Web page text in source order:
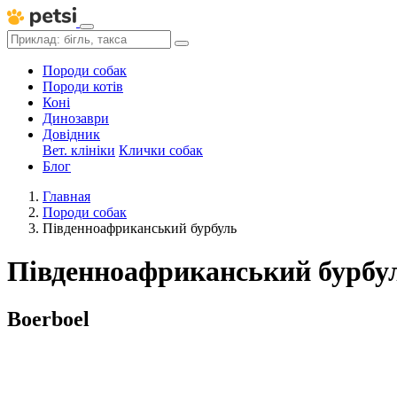
Породи собак
Породи котів
Коні
Динозаври
Довідник
Вет. клініки Клички собак
Блог
Главная
Породи собак
Південноафриканський бурбуль
Південноафриканський
Boerboel